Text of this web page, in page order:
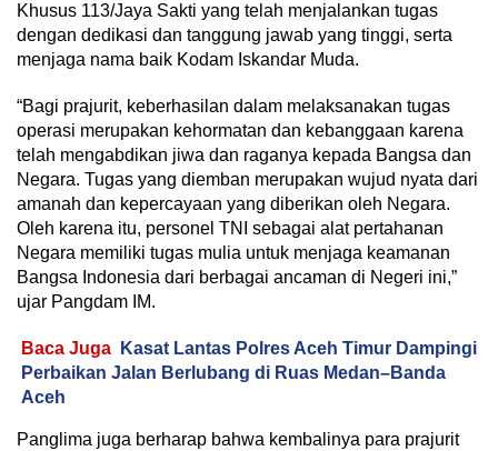
Khusus 113/Jaya Sakti yang telah menjalankan tugas
dengan dedikasi dan tanggung jawab yang tinggi, serta
menjaga nama baik Kodam Iskandar Muda.
“Bagi prajurit, keberhasilan dalam melaksanakan tugas
operasi merupakan kehormatan dan kebanggaan karena
telah mengabdikan jiwa dan raganya kepada Bangsa dan
Negara. Tugas yang diemban merupakan wujud nyata dari
amanah dan kepercayaan yang diberikan oleh Negara.
Oleh karena itu, personel TNI sebagai alat pertahanan
Negara memiliki tugas mulia untuk menjaga keamanan
Bangsa Indonesia dari berbagai ancaman di Negeri ini,”
ujar Pangdam IM.
Baca Juga
Kasat Lantas Polres Aceh Timur Dampingi
Perbaikan Jalan Berlubang di Ruas Medan–Banda
Aceh
Panglima juga berharap bahwa kembalinya para prajurit